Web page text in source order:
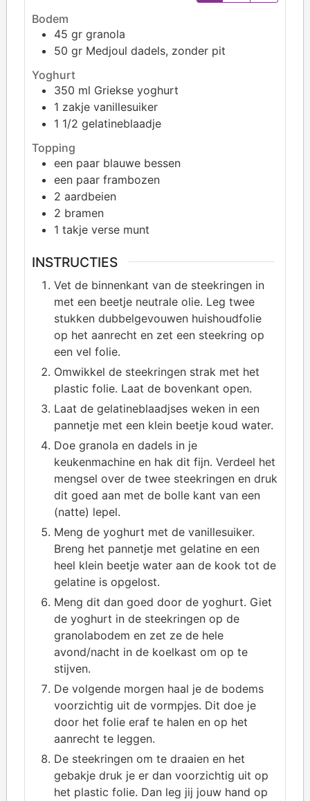
Bodem
45 gr granola
50 gr Medjoul dadels, zonder pit
Yoghurt
350 ml Griekse yoghurt
1 zakje vanillesuiker
1 1/2 gelatineblaadje
Topping
een paar blauwe bessen
een paar frambozen
2 aardbeien
2 bramen
1 takje verse munt
INSTRUCTIES
Vet de binnenkant van de steekringen in
met een beetje neutrale olie. Leg twee
stukken dubbelgevouwen huishoudfolie
op het aanrecht en zet een steekring op
een vel folie.
Omwikkel de steekringen strak met het
plastic folie. Laat de bovenkant open.
Laat de gelatineblaadjses weken in een
pannetje met een klein beetje koud water.
Doe granola en dadels in je
keukenmachine en hak dit fijn. Verdeel het
mengsel over de twee steekringen en druk
dit goed aan met de bolle kant van een
(natte) lepel.
Meng de yoghurt met de vanillesuiker.
Breng het pannetje met gelatine en een
heel klein beetje water aan de kook tot de
gelatine is opgelost.
Meng dit dan goed door de yoghurt. Giet
de yoghurt in de steekringen op de
granolabodem en zet ze de hele
avond/nacht in de koelkast om op te
stijven.
De volgende morgen haal je de bodems
voorzichtig uit de vormpjes. Dit doe je
door het folie eraf te halen en op het
aanrecht te leggen.
De steekringen om te draaien en het
gebakje druk je er dan voorzichtig uit op
het plastic folie. Dan leg jij jouw hand op